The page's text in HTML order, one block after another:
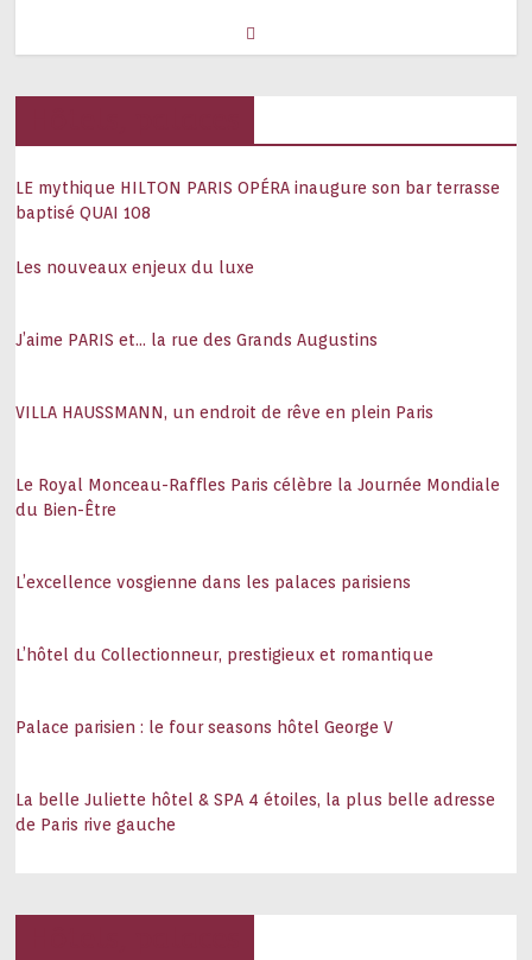
LE mythique HILTON PARIS OPÉRA inaugure son bar terrasse
baptisé QUAI 108
Les nouveaux enjeux du luxe
J’aime PARIS et… la rue des Grands Augustins
VILLA HAUSSMANN, un endroit de rêve en plein Paris
Le Royal Monceau-Raffles Paris célèbre la Journée Mondiale
du Bien-Être
L’excellence vosgienne dans les palaces parisiens
L’hôtel du Collectionneur, prestigieux et romantique
Palace parisien : le four seasons hôtel George V
La belle Juliette hôtel & SPA 4 étoiles, la plus belle adresse
de Paris rive gauche